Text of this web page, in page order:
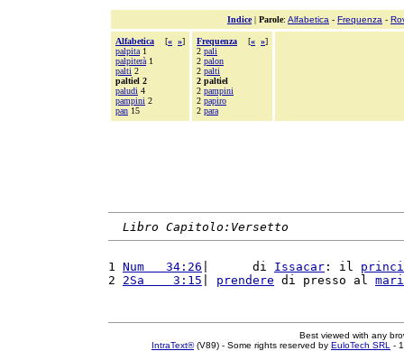
Indice| Parole: Alfabetica - Frequenza -
Alfabetica [« »]
palpita 1
palpiterà 1
palti 2
paltiel 2
paludi 4
pampini 2
pan 15
Frequenza [« »]
2 pali
2 palon
2 palti
2 paltiel
2 pampini
2 papiro
2 para
Libro Capitolo:Versetto
1 Num   34:26 |      di Issacar : il
2 2Sa    3:15 prendere di presso al
Best viewed with any
IntraText®(V89) - Some rights reserved by EuloTech SRL -